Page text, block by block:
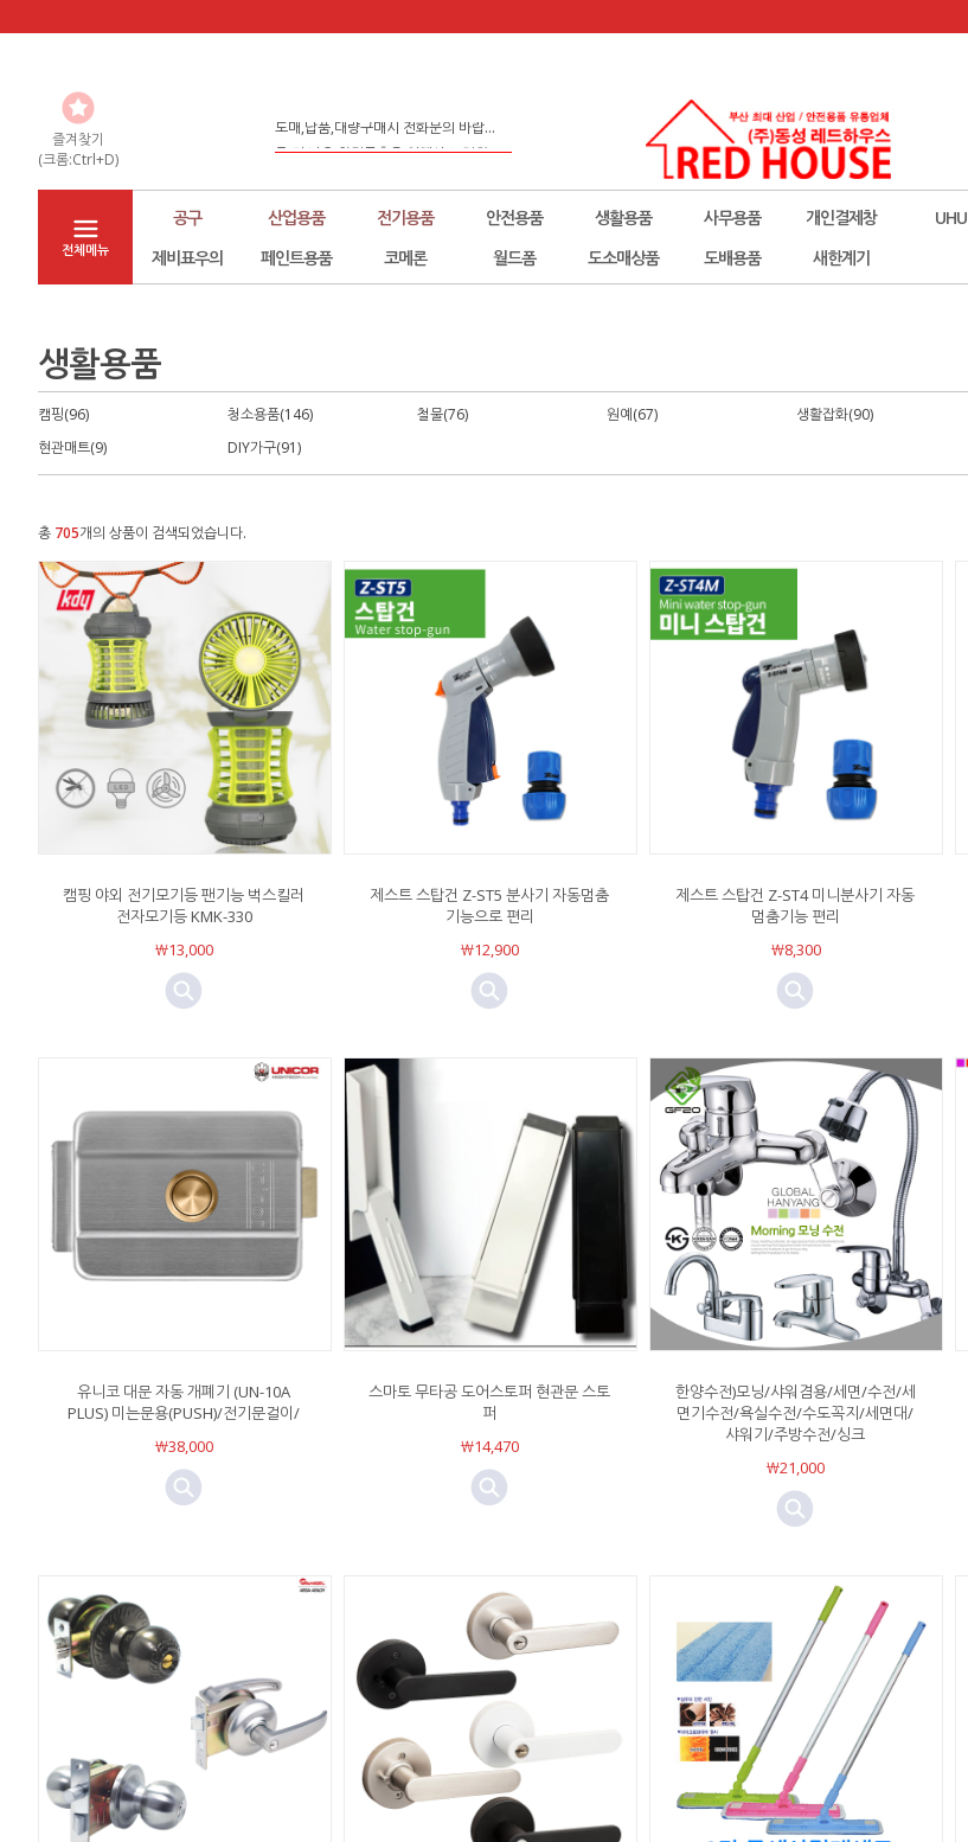
즐겨찾기
(크롬:Ctrl+D)
좀 더 나은 환경구축을 위해서 노력하...
전체메뉴
공구 산업용품 전기용품 안전용품 생활용품 사무용품 개인결제창 UHU
제비표우의
페인트용품 코메론 월드폼 도소매상품 도배용품 새한계기
생활용품
캠핑(96) 청소용품(146) 철물(76) 원예(67) 생활잡화(90)
현관매트(9)
DIY가구(91)
총 705개의 상품이 검색되었습니다.
캠핑 야외 전기모기등 팬기능 벅스킬러
전자모기등 KMK-330
￦13,000
제스트 스탑건 Z-ST5 분사기 자동멈춤
기능으로 편리
￦12,900
제스트 스탑건 Z-ST4 미니분사기 자동
멈춤기능 편리
￦8,300
유니코 대문 자동 개폐기 (UN-10A
PLUS) 미는문용(PUSH)/전기문걸이/
￦38,000
스마토 무타공 도어스토퍼 현관문 스토
퍼
￦14,470
한양수전)모닝/샤워겸용/세면/수전/세
면기수전/욕실수전/수도꼭지/세면대/
샤워기/주방수전/싱크
￦21,000